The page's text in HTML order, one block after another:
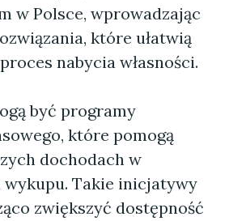
w Polsce, wprowadzając
które ułatwią
nabycia własności.
być programy
które pomogą
dochodach w
wykupu. Takie inicjatywy
zwiększyć dostępność